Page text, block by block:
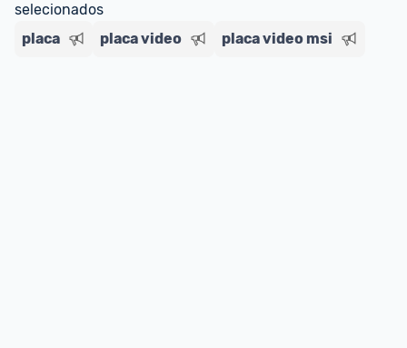
selecionados
placa
placa video placa video msi